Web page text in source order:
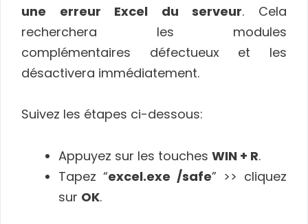
une erreur Excel du serveur. Cela
recherchera les modules
complémentaires défectueux et les
désactivera immédiatement.
Suivez les étapes ci-dessous:
Appuyez sur les touches WIN + R.
Tapez “excel.exe /safe” >> cliquez
sur OK.